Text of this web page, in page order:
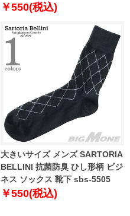
5511
￥550(税込)
大きいサイズ メンズ SARTORIA
BELLINI 抗菌防臭 ひし形柄 ビジ
ネス ソックス 靴下 sbs-5505
￥550(税込)